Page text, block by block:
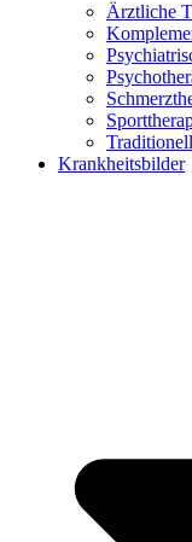
Ärztliche
Krankheitsbilder